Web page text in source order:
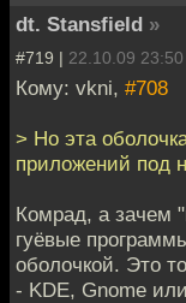
dt. Stansfield »
#719 | 22.10.09 23:50
Кому: vkni, #708
> Но эта
приложений под
Комрад, а зачем
гуёвые
оболочкой. Это
- KDE, Gnome